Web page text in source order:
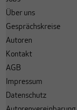
Über uns
Gesprächskreise
Autoren
Kontakt
AGB
Impressum
Datenschutz